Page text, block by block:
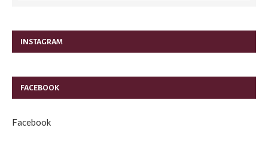
INSTAGRAM
FACEBOOK
Facebook